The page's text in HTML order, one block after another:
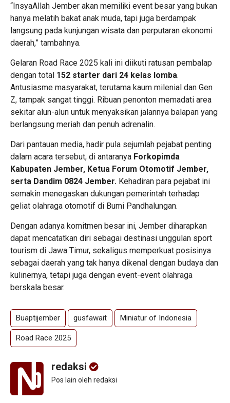
“InsyaAllah Jember akan memiliki event besar yang bukan
hanya melatih bakat anak muda, tapi juga berdampak
langsung pada kunjungan wisata dan perputaran ekonomi
daerah,” tambahnya.
Gelaran Road Race 2025 kali ini diikuti ratusan pembalap
dengan total 152 starter dari 24 kelas lomba.
Antusiasme masyarakat, terutama kaum milenial dan Gen
Z, tampak sangat tinggi. Ribuan penonton memadati area
sekitar alun-alun untuk menyaksikan jalannya balapan yang
berlangsung meriah dan penuh adrenalin.
Dari pantauan media, hadir pula sejumlah pejabat penting
dalam acara tersebut, di antaranya Forkopimda
Kabupaten Jember, Ketua Forum Otomotif Jember,
serta Dandim 0824 Jember. Kehadiran para pejabat ini
semakin menegaskan dukungan pemerintah terhadap
geliat olahraga otomotif di Bumi Pandhalungan.
Dengan adanya komitmen besar ini, Jember diharapkan
dapat mencatatkan diri sebagai destinasi unggulan sport
tourism di Jawa Timur, sekaligus memperkuat posisinya
sebagai daerah yang tak hanya dikenal dengan budaya dan
kulinernya, tetapi juga dengan event-event olahraga
berskala besar.
Buaptijember gusfawait Miniatur of Indonesia
Road Race 2025
redaksi
Pos lain oleh redaksi